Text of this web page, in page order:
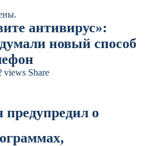
антивирус»:
новый способ
views Share
о